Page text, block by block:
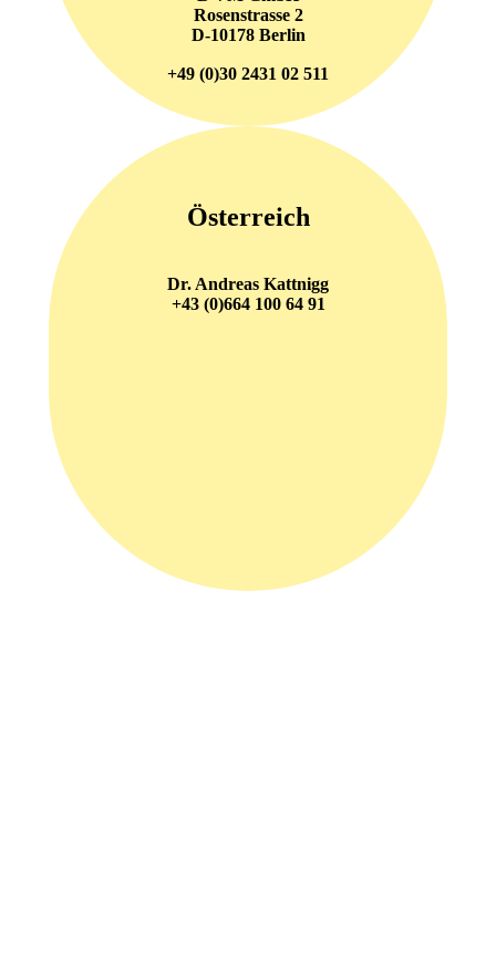
Rosenstrasse 2
D-10178 Berlin
+49 (0)30 2431 02 511
Österreich
Dr. Andreas Kattnigg
+43 (0)664 100 64 91